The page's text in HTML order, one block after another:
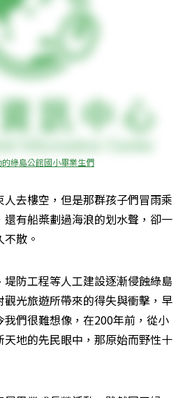
綠島公館國小畢業生們
去樓空，但是那群孩子們冒雨乘
有船槳劃過海浪的划水聲，卻一
散。
防工程等人工建設逐漸侵蝕綠島
光旅遊所帶來的得失與衝擊，早
們很難想像，在200年前，從小
地的先民眼中，那原始而野性十